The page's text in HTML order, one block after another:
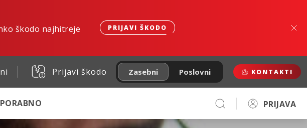
škodo najhitreje
PRIJAVI ŠKODO
Prijavi škodo Zasebni Poslovni KONTAKTI
PRIJAVA